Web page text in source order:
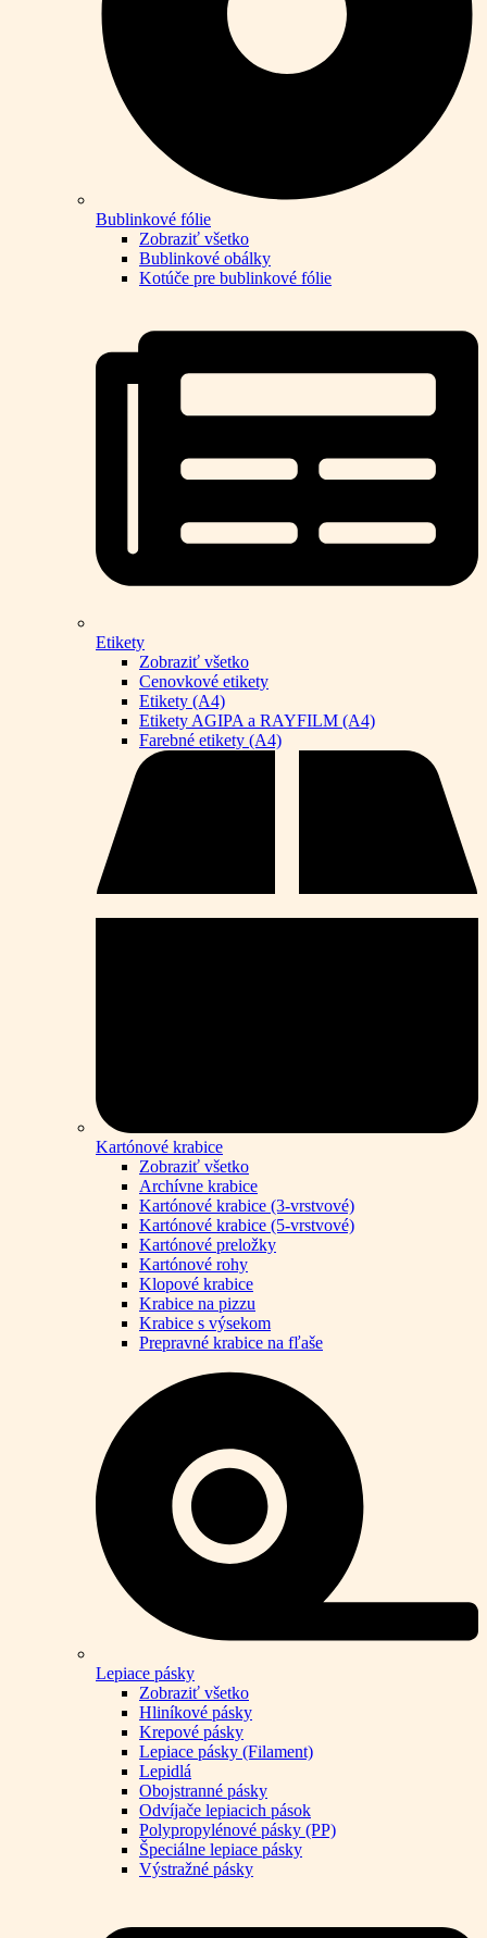
Bublinkové fólie
Zobraziť všetko
Bublinkové obálky
Kotúče pre bublinkové fólie
Etikety
Zobraziť všetko
Cenovkové etikety
Etikety (A4)
Etikety AGIPA a RAYFILM (A4)
Farebné etikety (A4)
Kartónové krabice
Zobraziť všetko
Archívne krabice
Kartónové krabice (3-vrstvové)
Kartónové krabice (5-vrstvové)
Kartónové preložky
Kartónové rohy
Klopové krabice
Krabice na pizzu
Krabice s výsekom
Prepravné krabice na fľaše
Lepiace pásky
Zobraziť všetko
Hliníkové pásky
Krepové pásky
Lepiace pásky (Filament)
Lepidlá
Obojstranné pásky
Odvíjače lepiacich pások
Polypropylénové pásky (PP)
Špeciálne lepiace pásky
Výstražné pásky